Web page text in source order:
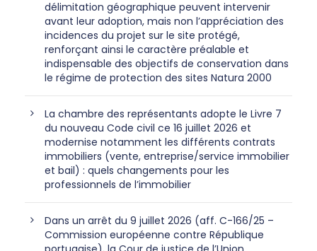
délimitation géographique peuvent intervenir
avant leur adoption, mais non l’appréciation des
incidences du projet sur le site protégé,
renforçant ainsi le caractère préalable et
indispensable des objectifs de conservation dans
le régime de protection des sites Natura 2000
La chambre des représentants adopte le Livre 7
du nouveau Code civil ce 16 juillet 2026 et
modernise notamment les différents contrats
immobiliers (vente, entreprise/service immobilier
et bail) : quels changements pour les
professionnels de l’immobilier
Dans un arrêt du 9 juillet 2026 (aff. C-166/25 –
Commission européenne contre République